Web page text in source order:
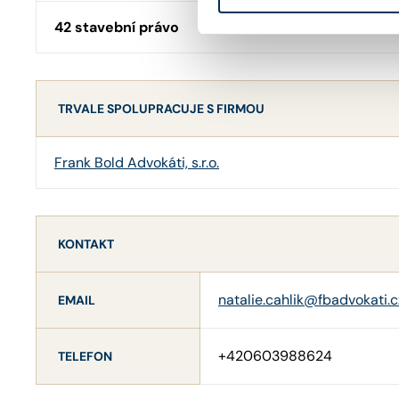
42 stavební právo
TRVALE SPOLUPRACUJE S FIRMOU
Frank Bold Advokáti, s.r.o.
KONTAKT
EMAIL
TELEFON +420603988624